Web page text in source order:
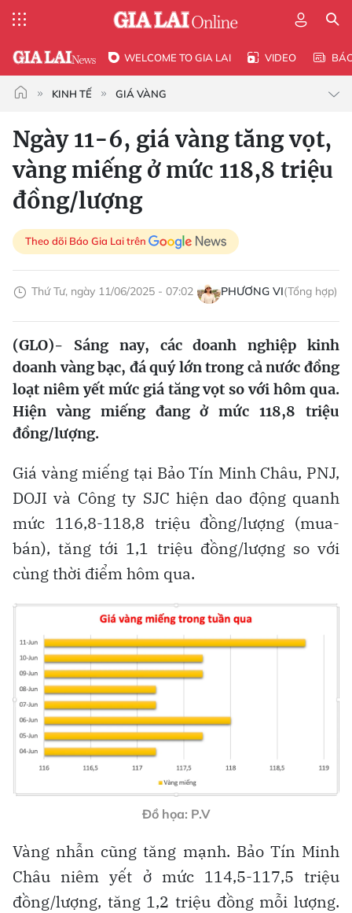
WELCOME TO GIA LAI VIDEO
KINH TẾ GIÁ VÀNG
Ngày 11-6, giá vàng tăng vọt,
vàng miếng ở mức 118,8 triệu
đồng/lượng
Theo dõi Báo Gia Lai trên
Thứ Tư, ngày 11/06/2025 - 07:02 PHƯƠNG VI(Tổng hợp)
(GLO)- Sáng nay, các doanh nghiệp kinh
doanh vàng bạc, đá quý lớn trong cả nước đồng
loạt niêm yết mức giá tăng vọt so với hôm qua.
Hiện vàng miếng đang ở mức 118,8 triệu
đồng/lượng.
Giá vàng miếng tại Bảo Tín Minh Châu, PNJ,
DOJI và Công ty SJC hiện dao động quanh
mức 116,8-118,8 triệu đồng/lượng (mua-
bán), tăng tới 1,1 triệu đồng/lượng so với
cùng thời điểm hôm qua.
Đồ họa: P.V
Vàng nhẫn cũng tăng mạnh. Bảo Tín Minh
Châu niêm yết ở mức 114,5-117,5 triệu
đồng/lượng, tăng 1,2 triệu đồng mỗi lượng.